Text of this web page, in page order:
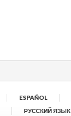
| ESPAÑOL |
| РУССКИЙ ЯЗЫК